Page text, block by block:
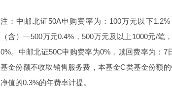
注：中邮北证50A申购费率为：100万元以下
（含）—500万元0.4%，500万元及以上1000元/笔
0%。中邮北证50C申购费率为0%，赎回费率为：
基金份额不收取销售服务费，本基金C类基金份额
净值的0.3%的年费率计提。